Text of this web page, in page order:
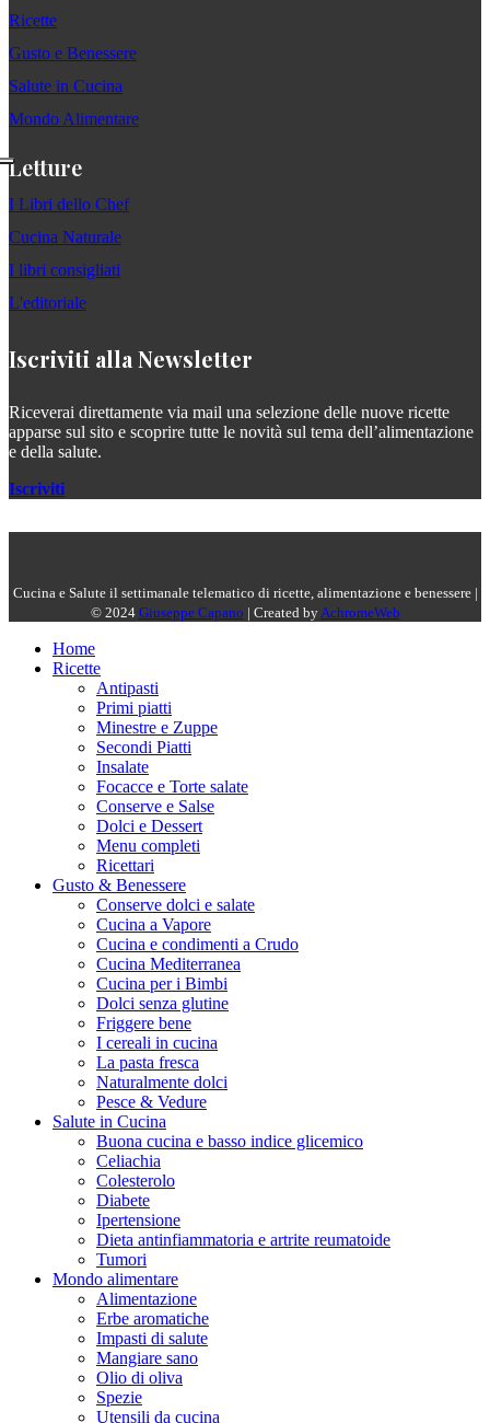
Ricette
Gusto e Benessere
Salute in Cucina
Mondo Alimentare
Letture
I Libri dello Chef
Cucina Naturale
I libri consigliati
L'editoriale
Iscriviti alla Newsletter
Riceverai direttamente via mail una selezione delle nuove ricette
apparse sul sito e scoprire tutte le novità sul tema dell’alimentazione
e della salute.
Iscriviti
Cucina e Salute il settimanale telematico di ricette, alimentazione e benessere |
© 2024 Giuseppe Capano | Created by AchromeWeb
Home
Ricette
Antipasti
Primi piatti
Minestre e Zuppe
Secondi Piatti
Insalate
Focacce e Torte salate
Conserve e Salse
Dolci e Dessert
Menu completi
Ricettari
Gusto & Benessere
Conserve dolci e salate
Cucina a Vapore
Cucina e condimenti a Crudo
Cucina Mediterranea
Cucina per i Bimbi
Dolci senza glutine
Friggere bene
I cereali in cucina
La pasta fresca
Naturalmente dolci
Pesce & Vedure
Salute in Cucina
Buona cucina e basso indice glicemico
Celiachia
Colesterolo
Diabete
Ipertensione
Dieta antinfiammatoria e artrite reumatoide
Tumori
Mondo alimentare
Alimentazione
Erbe aromatiche
Impasti di salute
Mangiare sano
Olio di oliva
Spezie
Utensili da cucina